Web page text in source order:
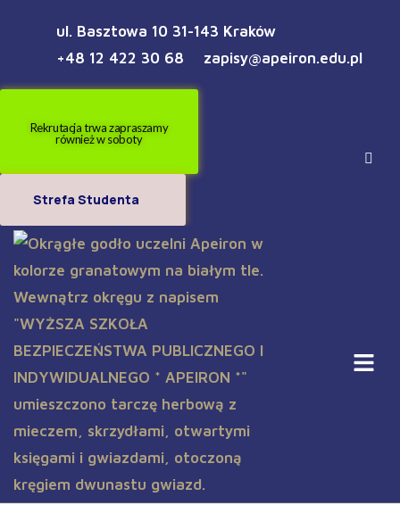
ul. Basztowa 10 31-143 Kraków
+48 12 422 30 68
zapisy@apeiron.edu.pl
Rekrutacja trwa zapraszamy
również w soboty
Strefa Studenta